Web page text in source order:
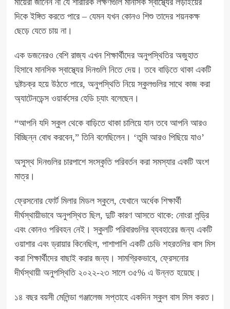
মায়েরা জানেন না যে শারীরিক লক্ষণগুলি মানসিক স্বাস্থ্যের লড়াইয়ের
দিকে ইঙ্গিত করতে পারে – যেমন যখন কোনও শিশু তাদের শয়নকক্ষ
ছেড়ে যেতে চায় না।
এক ডজনেরও বেশি রাজ্য এখন শিক্ষার্থীদের অনুপস্থিতির অজুহাত
হিসাবে মানসিক স্বাস্থ্যের দিনগুলি নিতে দেয়। তবে বাড়িতে থাকা একটি
দুষ্টচক্র হয়ে উঠতে পারে, অনুপস্থিতি নিয়ে স্কুলগুলির সাথে কাজ করা
অ্যাটেনডেন্স ওয়ার্কসের হেডি চ্যাং বলেছেন।
“আপনি যদি স্কুল থেকে বাড়িতে থাকা চালিয়ে যান তবে আপনি আরও
বিচ্ছিন্ন বোধ করবেন,” তিনি বলেছিলেন। ‘তুমি আরও পিছিয়ে যাও’
অসুস্থ দিনগুলির চারপাশে সংস্কৃতি পরিবর্তন করা সমস্যার একটি অংশ
মাত্র।
ফ্রেসনোর ফোর্ট মিলার মিডল স্কুলে, যেখানে অর্ধেক শিক্ষার্থী
দীর্ঘস্থায়ীভাবে অনুপস্থিত ছিল, দুটি কারণ আসতে থাকে: নোংরা লন্ড্রি
এবং কোনও পরিবহন নেই। স্কুলটি পরিবারগুলির ব্যবহারের জন্য একটি
ওয়াশার এবং ড্রায়ার কিনেছিল, পাশাপাশি একটি চেভি শহরতলির বাস মিস
করা শিক্ষার্থীদের বাছাই করার জন্য। সামগ্রিকভাবে, ফ্রেসনোর
দীর্ঘস্থায়ী অনুপস্থিতি ২০২২-২৩ সালে ৩৫% এ উন্নত হয়েছে।
১৪ বছর বয়সী মেলিন্ডা গঞ্জালেজ সপ্তাহে একদিন স্কুল বাস মিস করত।